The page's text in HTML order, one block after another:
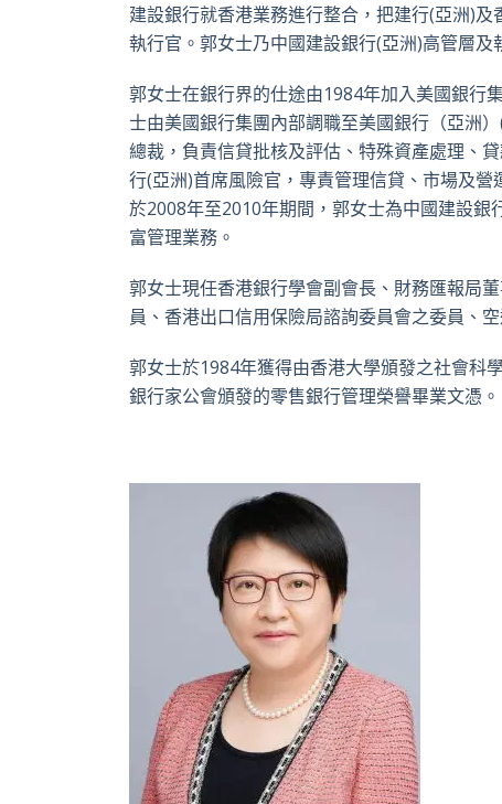
建設銀行就香港業務進行整合，把建行(亞洲)
執行官。郭女士乃中國建設銀行(亞洲)高管層
郭女士在銀行界的仕途由1984年加入美國銀行
士由美國銀行集團內部調職至美國銀行（亞洲
總裁，負責信貸批核及評估、特殊資產處理、
行(亞洲)首席風險官，專責管理信貸、市場及
於2008年至2010年期間，郭女士為中國建設
富管理業務。
郭女士現任香港銀行學會副會長、財務匯報局
員、香港出口信用保險局諮詢委員會之委員、
郭女士於1984年獲得由香港大學頒發之社會科
銀行家公會頒發的零售銀行管理榮譽畢業文憑。